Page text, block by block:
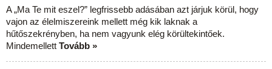
A „Ma Te mit eszel?” legfrissebb adásában azt járjuk körül, hogy
vajon az élelmiszereink mellett még kik laknak a
hűtőszekrényben, ha nem vagyunk elég körültekintőek.
Mindemellett Tovább »